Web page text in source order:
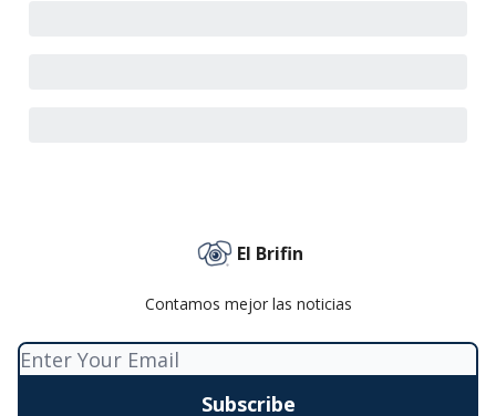
El Brifin
Contamos mejor las noticias